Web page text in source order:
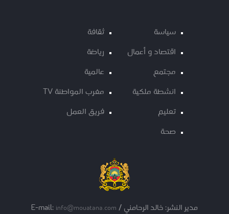
سياسة
اقتصاد و أعمال
مجتمع
انشطة ملكية
تعليم
صحة
ثقافة
رياضة
عالمية
مغرب المواطنة TV
فريق العمل
مدير النشر: خالد الرحامني / E-mail: info@mouatana.com